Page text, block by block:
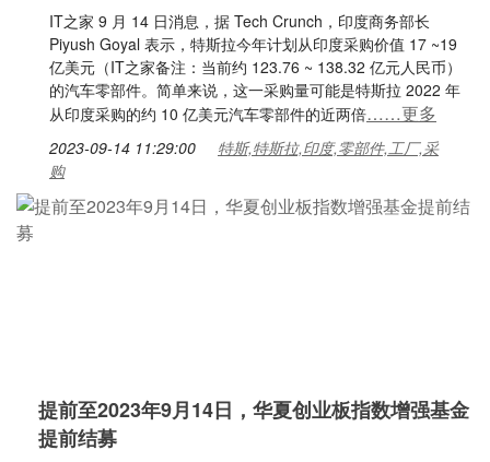
IT之家 9 月 14 日消息，据 Tech Crunch，印度商务部长
Piyush Goyal 表示，特斯拉今年计划从印度采购价值 17 ~19
亿美元（IT之家备注：当前约 123.76 ~ 138.32 亿元人民币）
的汽车零部件。简单来说，这一采购量可能是特斯拉 2022 年
从印度采购的约 10 亿美元汽车零部件的近两倍……更多
2023-09-14 11:29:00
特斯,特斯拉,印度,零部件,工厂,采
购
提前至2023年9月14日，华夏创业板指数增强基金
提前结募